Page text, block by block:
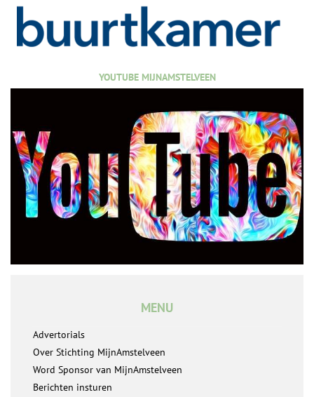
YOUTUBE MIJNAMSTELVEEN
MENU
Advertorials
Over Stichting MijnAmstelveen
Word Sponsor van MijnAmstelveen
Berichten insturen